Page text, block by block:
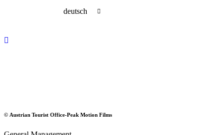
deutsch
© Austrian Tourist Office-Peak Motion Films